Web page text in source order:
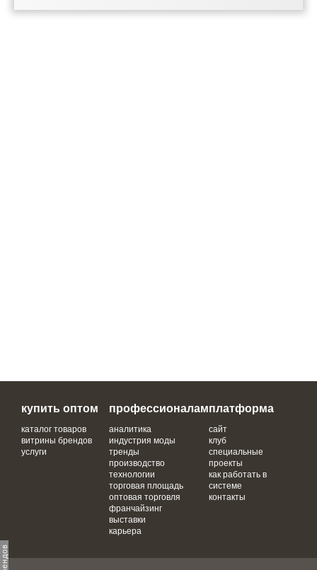
купить оптом
каталог товаров
витрины брендов
услуги
профессионалам
аналитика
индустрия моды
тренды
производство
технологии
торговая площадь
оптовая торговля
франчайзинг
выставки
карьера
платформа
сайт
клуб
специальные
проекты
как работать в
системе
контакты